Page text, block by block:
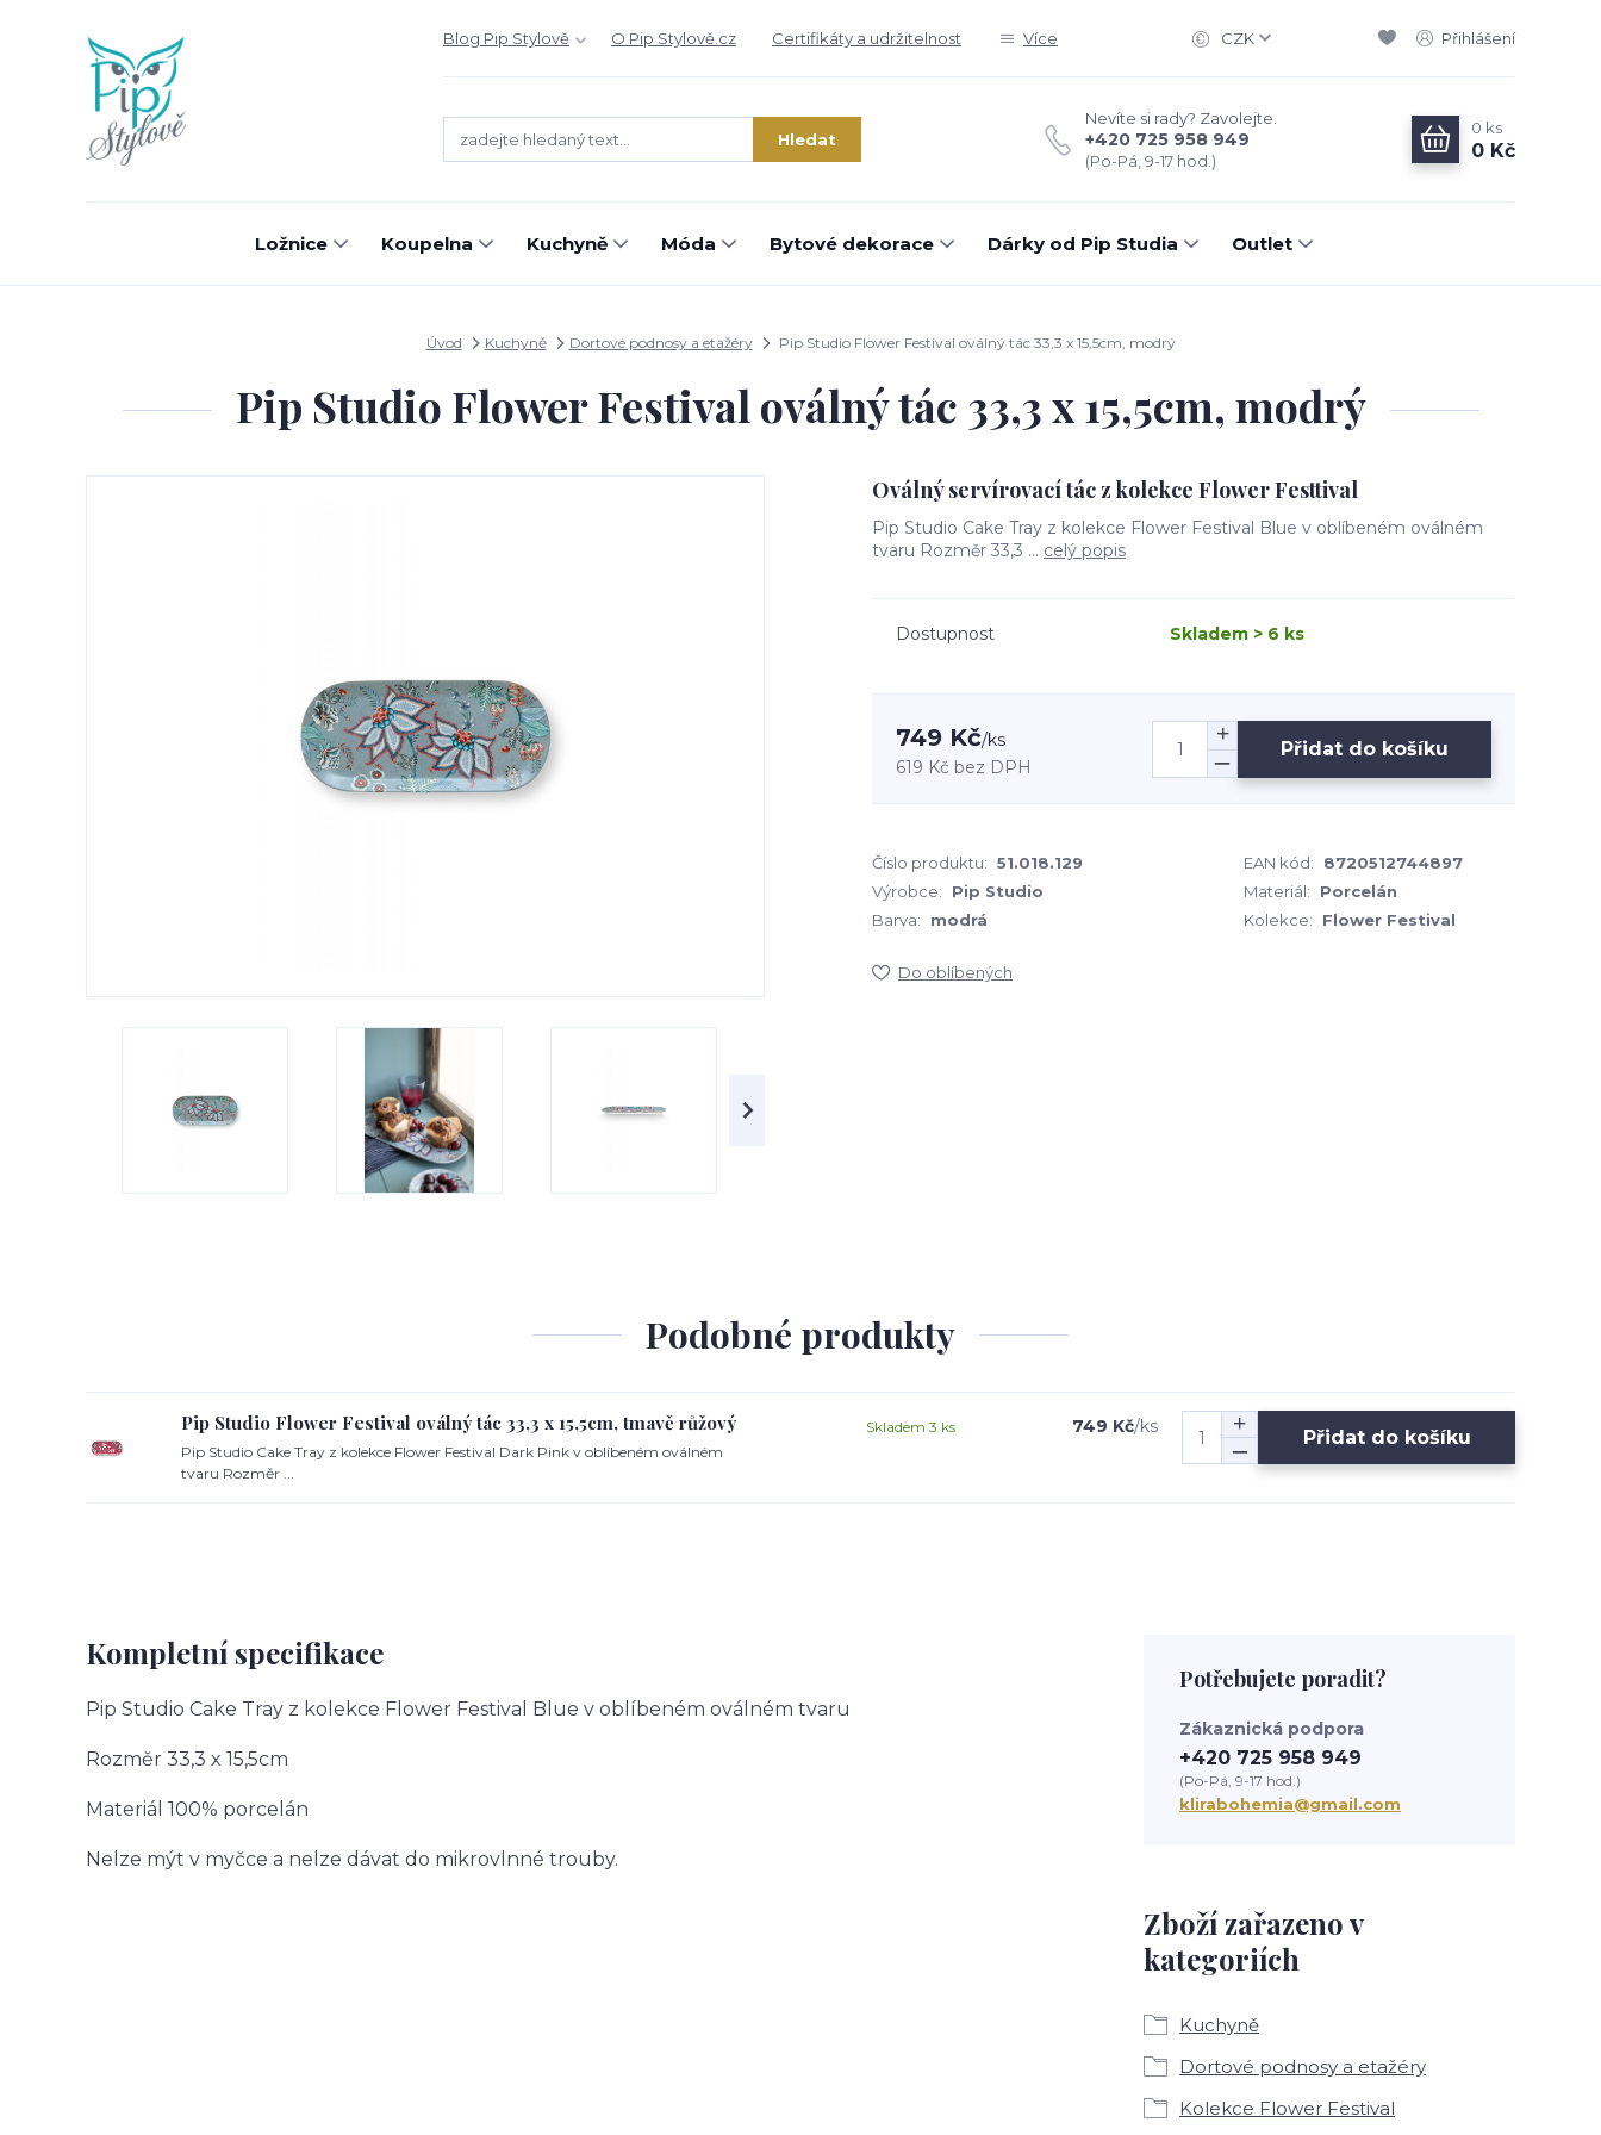
Blog Pip Stylově O Pip Stylově.cz Certifikáty a udržitelnost Více CZK Přihlášení
Hledat
Nevíte si rady? Zavolejte.
+420 725 958 949
(Po-Pá, 9-17 hod.)
0 ks
0 Kč
Ložnice Koupelna Kuchyně Móda Bytové dekorace Dárky od Pip Studia Outlet
Úvod Kuchyně Dortové podnosy a etažéry Pip Studio Flower Festival oválný tác 33,3 x 15,5cm, modrý
Pip Studio Flower Festival oválný tác 33,3 x 15,5cm, modrý
Oválný servírovací tác z kolekce Flower Festtival
Pip Studio Cake Tray z kolekce Flower Festival Blue v oblíbeném oválném
tvaru Rozměr 33,3 ... celý popis
Dostupnost Skladem > 6 ks
749 Kč/ks
619 Kč bez DPH
Přidat do košíku
Číslo produktu: 51.018.129 EAN kód:
8720512744897
Výrobce:
Pip Studio Materiál:
Porcelán
Barva:
modrá Kolekce: Flower Festival
Do oblíbených
Podobné produkty
Pip Studio Flower Festival oválný tác 33,3 x 15,5cm, tmavě růžový
Pip Studio Cake Tray z kolekce Flower Festival Dark Pink v oblíbeném oválném
tvaru Rozměr ...
749 Kč/ks
Skladem 3 ks Přidat do košíku
Kompletní specifikace
Pip Studio Cake Tray z kolekce Flower Festival Blue v oblíbeném oválném tvaru
Rozměr 33,3 x 15,5cm
Materiál 100% porcelán
Nelze mýt v myčce a nelze dávat do mikrovlnné trouby.
Zboží zařazeno v
kategoriích
Kuchyně
Dortové podnosy a etažéry
Kolekce Flower Festival
Potřebujete poradit?
Zákaznická podpora
+420 725 958 949
(Po-Pá, 9-17 hod.)
klirabohemia@gmail.com